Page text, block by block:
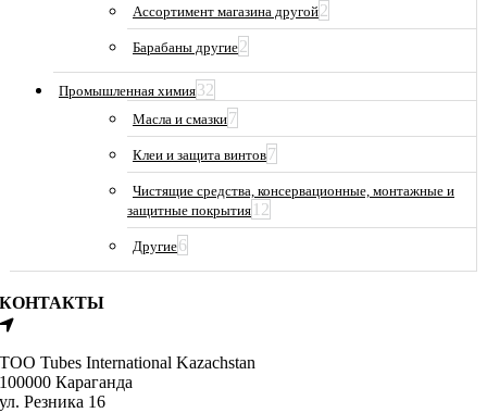
Ассортимент магазина другой2
Барабаны другие2
Промышленная химия32
Масла и смазки7
Клеи и защита винтов7
Чистящие средства, консервационные, монтажные и
защитные покрытия 12
Другие6
КОНТАКТЫ
ТОО Tubes International Kazachstan
100000 Караганда
ул. Резника 16